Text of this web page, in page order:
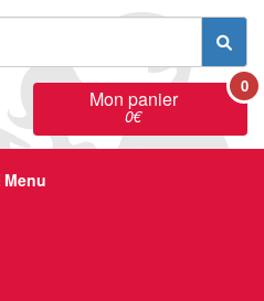
Mon panier
0€
0
Menu